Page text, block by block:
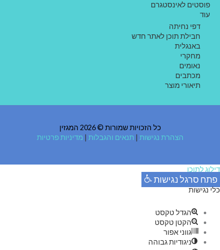
פוסטים לאינסטגרם
עוד
דפי נחיתה
חבילת תוכן לאתר חדש
באנגלית
מחקרי
נאומים
מכתבים
תיאורי מוצר
כל הזכויות שמורות © 2026 המגזין
הצהרת נגישות | תנאים והגבלות | מדיניות פרטיות
דילוג לתוכן
פתח סרגל נגישות
כלי נגישות
הגדל טקסט
הקטן טקסט
גווני אפור
ניגודיות גבוהה